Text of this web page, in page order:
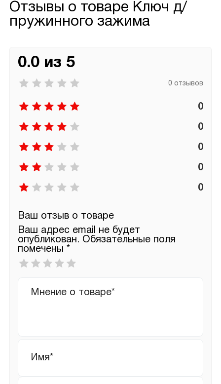
Отзывы о товаре Ключ д/
пружинного зажима
0.0 из 5
0 отзывов
0
0
0
0
0
Ваш отзыв о товаре
Ваш адрес email не будет
опубликован. Обязательные поля
помечены *
Ваша
оценка
отзыв